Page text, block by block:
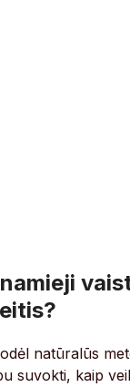
natūralūs
suvokti, kaip